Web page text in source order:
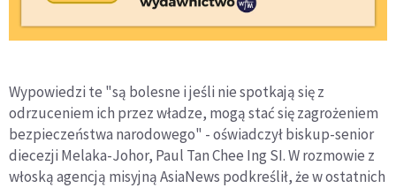
Wypowiedzi te "są bolesne i jeśli nie spotkają się z
odrzuceniem ich przez władze, mogą stać się zagrożeniem
bezpieczeństwa narodowego" - oświadczył biskup-senior
diecezji Melaka-Johor, Paul Tan Chee Ing SI. W rozmowie z
włoską agencją misyjną AsiaNews podkreślił, że w ostatnich